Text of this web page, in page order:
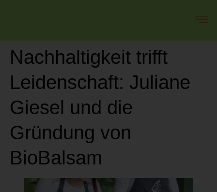
Nachhaltigkeit trifft
Leidenschaft: Juliane
Giesel und die
Gründung von
BioBalsam